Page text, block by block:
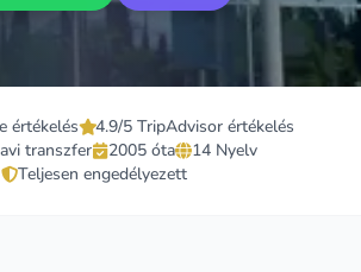
értékelés
4.9/5 TripAdvisor értékelés
transzfer
2005 óta
14 Nyelv
Teljesen engedélyezett